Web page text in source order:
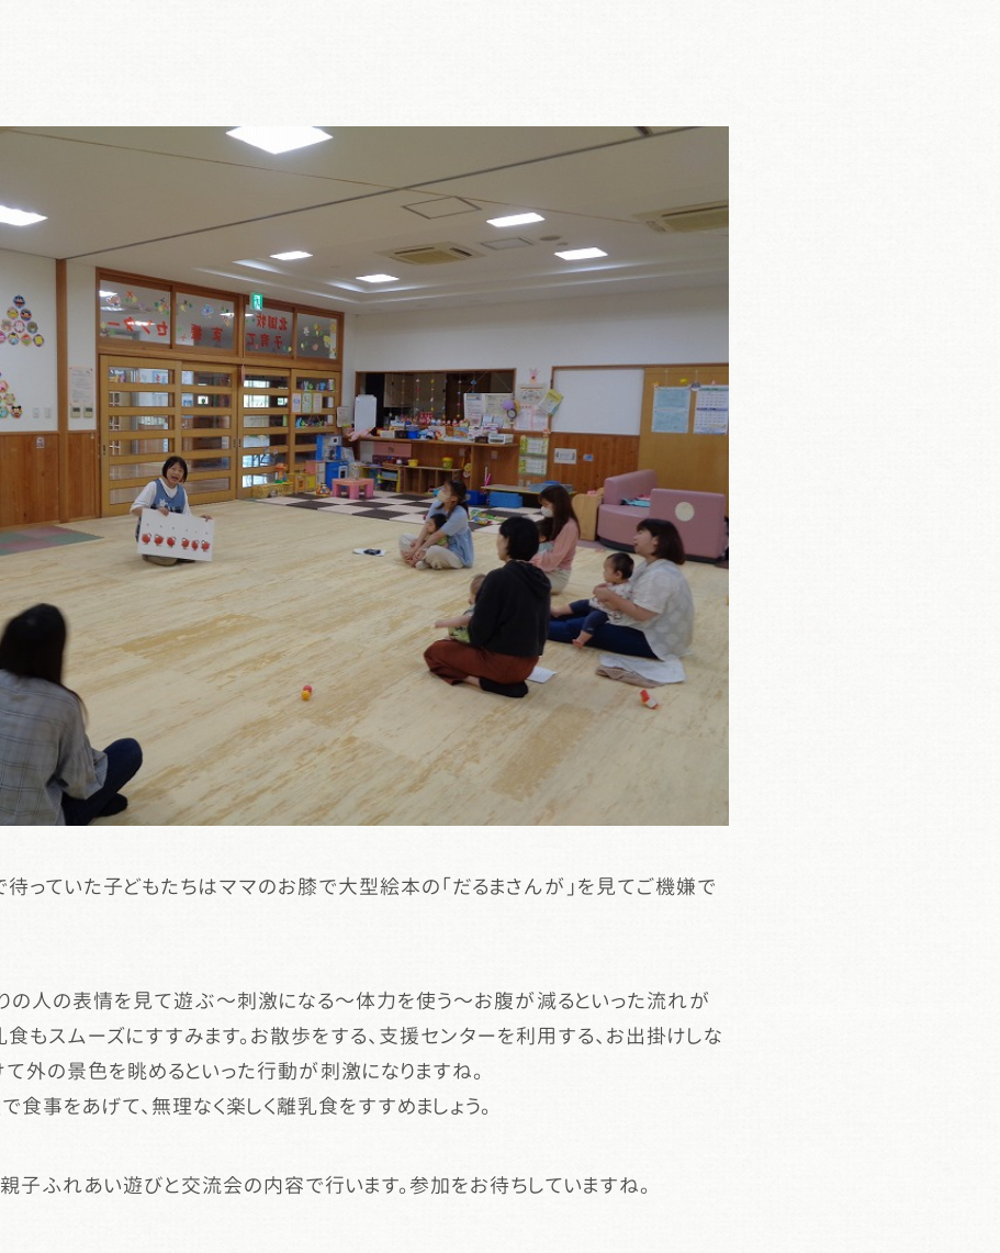
っていた子どもたちはママのお膝で大型絵本の「だるまさんが」を見てご機嫌で
の人の表情を見て遊ぶ～刺激になる～体力を使う～お腹が減るといった流れが
もスムーズにすすみます。お散歩をする、支援センターを利用する、お出掛けしな
外の景色を眺めるといった行動が刺激になりますね。
事をあげて、無理なく楽しく離乳食をすすめましょう。
子ふれあい遊びと交流会の内容で行います。参加をお待ちしていますね。